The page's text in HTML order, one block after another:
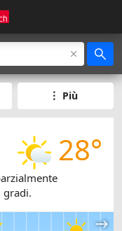
Più
28°
gradi.